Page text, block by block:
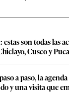
son todas las
Cusco y
a paso, la
y una visita que